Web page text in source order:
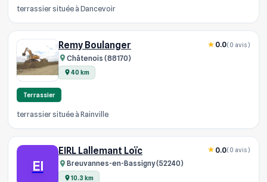
terrassier située à Dancevoir
Remy Boulanger
Châtenois (88170)
40 km
0.0(0 avis)
Terrassier
terrassier située à Rainville
EI
EIRL Lallemant Loïc
Breuvannes-en-Bassigny (52240)
10.3 km
0.0(0 avis)